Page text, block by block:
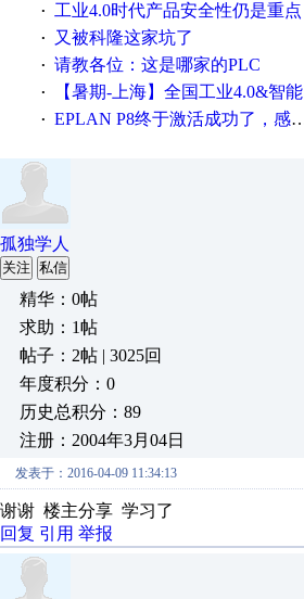
·
工业4.0时代产品安全性仍是重点
· 又被科隆这家坑了
· 请教各位：这是哪家的PLC
· 【暑期-上海】全国工业4.0&智能制造高级培训班通知！
· EPLAN P8终于激活成功了，感谢网上无私的高人！
孤独学人
关注 私信
精华：0帖
求助：1帖
帖子：2帖 | 3025回
年度积分：0
历史总积分：89
注册：2004年3月04日
发表于：2016-04-09 11:34:13
谢谢 楼主分享 学习了
回复 引用 举报